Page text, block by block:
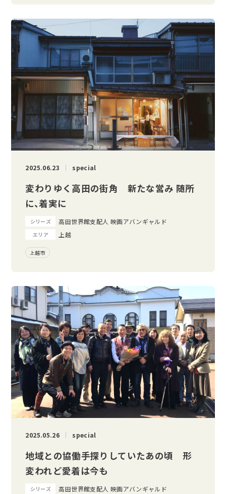
2025.06.23 special
変わりゆく高田の街角 新たな営み 随所
に、着実に
シリーズ 高田世界館支配人 映画アバンギャルド
エリア 上越
上越市
2025.05.26 special
地域との協働手探りしていたあの頃 形
変われど愛着は今も
シリーズ 高田世界館支配人 映画アバンギャルド